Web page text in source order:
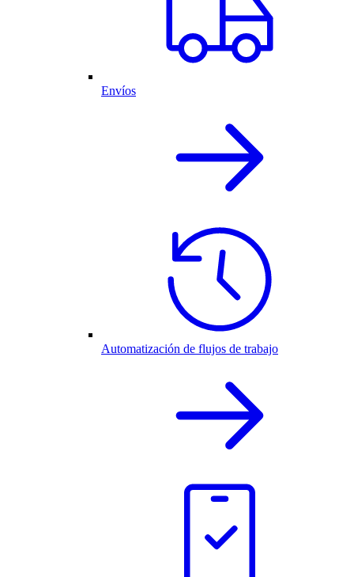
Envíos
Automatización de flujos de trabajo